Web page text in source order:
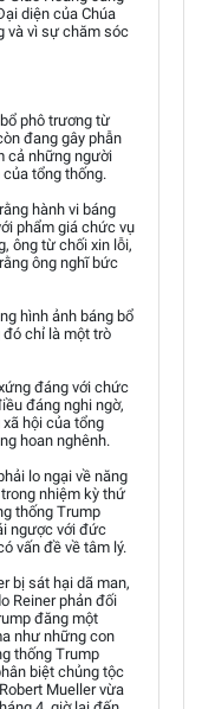
diện của Chúa
và vì sự chăm sóc
phô trương từ
đang gây phẫn
cả những người
tổng thống.
hành vi báng
phẩm giá chức vụ
ông từ chối xin lỗi,
ông nghĩ bức
hình ảnh báng bổ
chỉ là một trò
đáng với chức
đáng nghi ngờ,
hội của tổng
hoan nghênh.
lo ngại về năng
nhiệm kỳ thứ
thống Trump
ngược với đức
vấn đề về tâm lý.
bị sát hại dã man,
Reiner phản đối
đăng một
như những con
thống Trump
biệt chủng tộc
Mueller vừa